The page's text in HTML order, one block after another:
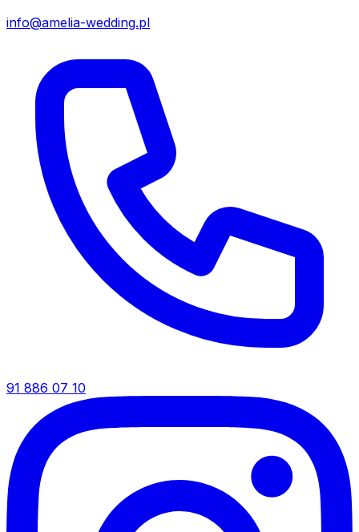
info@amelia-wedding.pl
91 886 07 10